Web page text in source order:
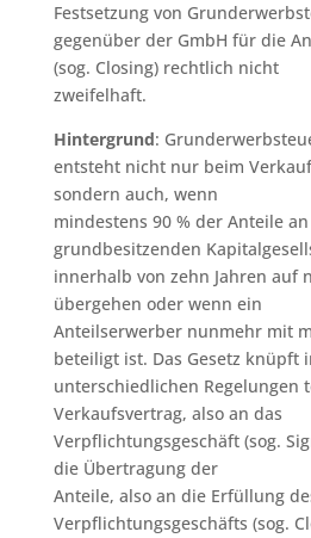
Festsetzung von
gegenüber der GmbH für die
(sog. Closing) rechtlich nicht
zweifelhaft.
Hintergrund:
entsteht nicht nur beim
sondern auch, wenn
mindestens 90 % der Anteile
grundbesitzenden
innerhalb von zehn Jahren auf
übergehen oder wenn ein
Anteilserwerber nunmehr mit
beteiligt ist. Das Gesetz knüpft
unterschiedlichen Regelungen
Verkaufsvertrag, also an das
Verpflichtungsgeschäft (sog.
die Übertragung der
Anteile, also an die Erfüllung
Verpflichtungsgeschäfts (sog.